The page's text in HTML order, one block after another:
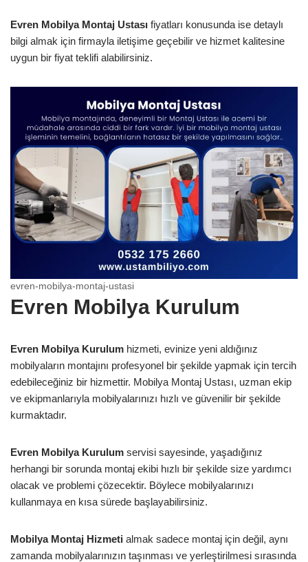
Evren Mobilya Montaj Ustası fiyatları konusunda ise detaylı
bilgi almak için firmayla iletişime geçebilir ve hizmet kalitesine
uygun bir fiyat teklifi alabilirsiniz.
evren-mobilya-montaj-ustasi
Evren Mobilya Kurulum
Evren Mobilya Kurulum hizmeti, evinize yeni aldığınız
mobilyaların montajını profesyonel bir şekilde yapmak için tercih
edebileceğiniz bir hizmettir. Mobilya Montaj Ustası, uzman ekip
ve ekipmanlarıyla mobilyalarınızı hızlı ve güvenilir bir şekilde
kurmaktadır.
Evren Mobilya Kurulum servisi sayesinde, yaşadığınız
herhangi bir sorunda montaj ekibi hızlı bir şekilde size yardımcı
olacak ve problemi çözecektir. Böylece mobilyalarınızı
kullanmaya en kısa sürede başlayabilirsiniz.
Mobilya Montaj Hizmeti almak sadece montaj için değil, aynı
zamanda mobilyalarınızın taşınması ve yerleştirilmesi sırasında